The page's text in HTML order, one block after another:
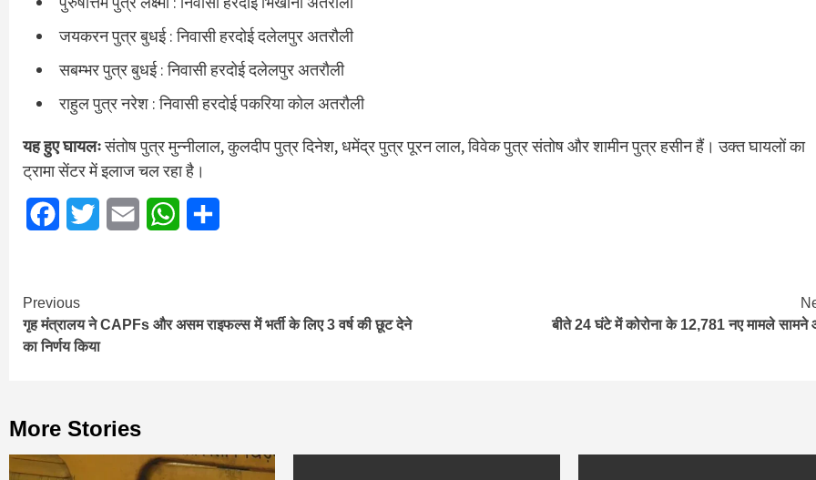
जयकरन पुत्र बुधई : निवासी हरदोई दलेलपुर अतरौली
सबम्भर पुत्र बुधई : निवासी हरदोई दलेलपुर अतरौली
राहुल पुत्र नरेश : निवासी हरदोई पकरिया कोल अतरौली
यह हुए घायलःसंतोष पुत्र मुन्नीलाल, कुलदीप पुत्र दिनेश, धमेंद्र पुत्र पूरन लाल, विवेक पुत्र संतोष और शामीन पुत्र हसीन हैं। उक्त घायलों का
ट्रामा सेंटर में इलाज चल रहा है।
FacebookTwitter Email WhatsApp
Continue
Reading
Previous
गृह मंत्रालय ने CAPFs और असम राइफल्स में भर्ती के लिए 3 वर्ष की छूट देने
का निर्णय किया
बीते 24 घंटे में कोरोना के 12,781 नए मामले सामने
More Stories